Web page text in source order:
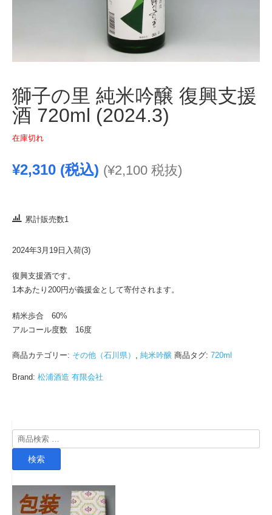
獅子の里 純米吟醸 復興支援
酒 720ml (2024.3)
在庫切れ
¥2,310 (税込) (¥2,100 税抜)
累計販売数1
2024年3月19日入荷(3)
復興支援酒です。
1本あたり200円が義援金として寄付されます。
精米歩合 60%
アルコール度数 16度
商品カテゴリー: その他（石川県） , 純米吟醸 商品タグ: 720ml
Brand: 松浦酒造 有限会社
検
索
検索